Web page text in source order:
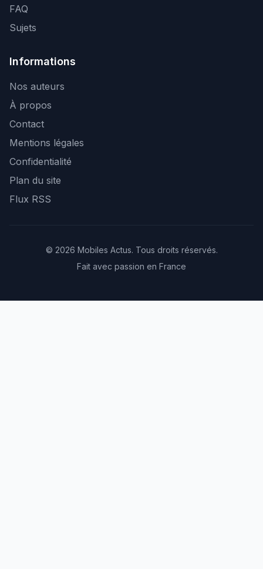
FAQ
Sujets
Informations
Nos auteurs
À propos
Contact
Mentions légales
Confidentialité
Plan du site
Flux RSS
© 2026 Mobiles Actus. Tous droits réservés.
Fait avec passion en France